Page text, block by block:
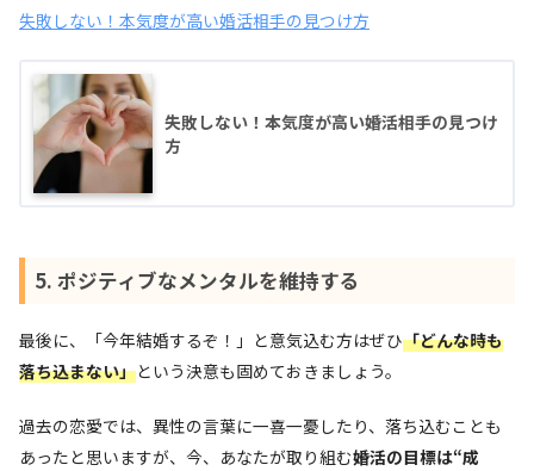
失敗しない！本気度が高い婚活相手の見つけ方
失敗しない！本気度が高い婚活相手の見つけ
方
5. ポジティブなメンタルを維持する
最後に、「今年結婚するぞ！」と意気込む方はぜひ「どんな時も
落ち込まない」という決意も固めておきましょう。
過去の恋愛では、異性の言葉に一喜一憂したり、落ち込むことも
あったと思いますが、今、あなたが取り組む婚活の目標は“成